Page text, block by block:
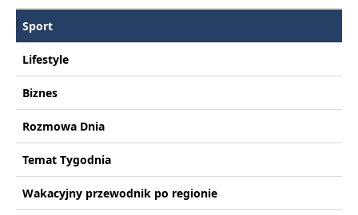
Sport
Lifestyle
Biznes
Rozmowa Dnia
Temat Tygodnia
Wakacyjny przewodnik po regionie